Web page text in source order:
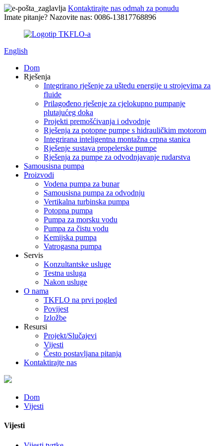
Kontaktirajte nas odmah za ponudu
Imate pitanje? Nazovite nas: 0086-13817768896
English
Dom
Rješenja
Integrirano rješenje za uštedu energije u strojevima za
fluide
Prilagođeno rješenje za cjelokupno pumpanje
plutajućeg doka
Projekti premošćivanja i odvodnje
Rješenja za potopne pumpe s hidrauličkim motorom
Integrirana inteligentna montažna crpna stanica
Rješenje sustava propelerske pumpe
Rješenja za pumpe za odvodnjavanje rudarstva
Samousisna pumpa
Proizvodi
Vodena pumpa za bunar
Samousisna pumpa za odvodnju
Vertikalna turbinska pumpa
Potopna pumpa
Pumpa za morsku vodu
Pumpa za čistu vodu
Kemijska pumpa
Vatrogasna pumpa
Servis
Konzultantske usluge
Testna usluga
Nakon usluge
O nama
TKFLO na prvi pogled
Povijest
Izložbe
Resursi
Projekt/Slučajevi
Vijesti
Često postavljana pitanja
Kontaktirajte nas
Dom
Vijesti
Vijesti